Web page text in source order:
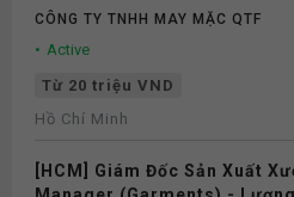
CÔNG TY TNHH MAY MẶC QTF
Active
Từ 20 triệu VND
Hồ Chí Minh
[HCM] Giám Đốc Sản Xuất